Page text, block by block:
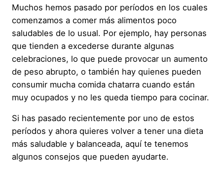
Muchos hemos pasado por períodos en los cuales
comenzamos a comer más alimentos poco
saludables de lo usual. Por ejemplo, hay personas
que tienden a excederse durante algunas
celebraciones, lo que puede provocar un aumento
de peso abrupto, o también hay quienes pueden
consumir mucha comida chatarra cuando están
muy ocupados y no les queda tiempo para cocinar.
Si has pasado recientemente por uno de estos
períodos y ahora quieres volver a tener una dieta
más saludable y balanceada, aquí te tenemos
algunos consejos que pueden ayudarte.